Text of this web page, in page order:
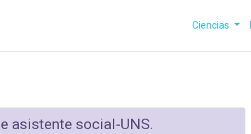
Ciencias
asistente social-UNS.